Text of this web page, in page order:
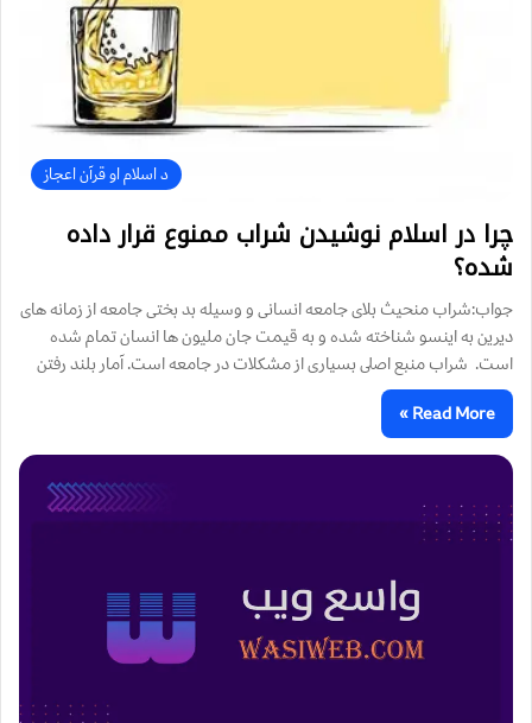
د اسلام او قرآن اعجاز
چرا در اسلام نوشيدن شراب ممنوع قرار داده
شده؟
جواب:شراب منحيث بلاى جامعه انسانى و وسيله بد بختى جامعه از زمانه هاى
ديرين به اينسو شناخته شده و به قيمت جان مليون ها انسان تمام شده
است. شراب منبع اصلى بسيارى از مشكلات در جامعه است. آمار بلند رفتن
Read More »